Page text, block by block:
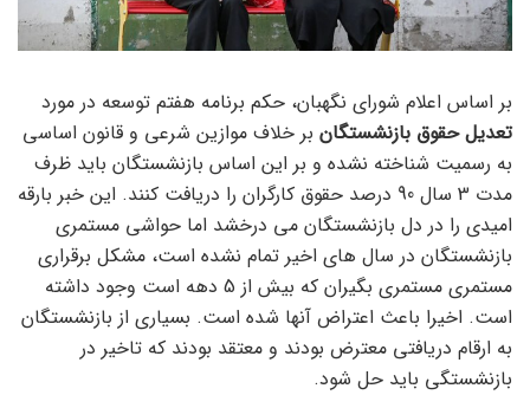
بر اساس اعلام شورای نگهبان، حکم برنامه هفتم توسعه در مورد
تعدیل حقوق بازنشستگان بر خلاف موازین شرعی و قانون اساسی
به رسمیت شناخته نشده و بر این اساس بازنشستگان باید ظرف
مدت 3 سال 90 درصد حقوق کارگران را دریافت کنند. این خبر بارقه
امیدی را در دل بازنشستگان می درخشد اما حواشی مستمری
بازنشستگان در سال های اخیر تمام نشده است، مشکل برقراری
مستمری مستمری بگیران که بیش از 5 دهه است وجود داشته
است. اخیرا باعث اعتراض آنها شده است. بسیاری از بازنشستگان
به ارقام دریافتی معترض بودند و معتقد بودند که تاخیر در
بازنشستگی باید حل شود.